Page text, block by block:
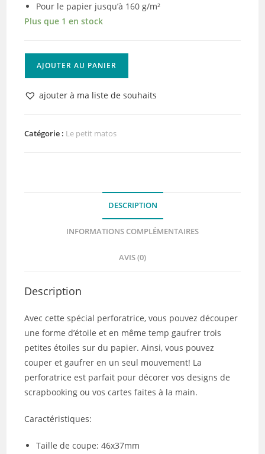
Pour le papier jusqu’à 160 g/m²
Plus que 1 en stock
Vaessen
Creative
Perforatrices
AJOUTER AU PANIER
ajouter à ma liste de souhaits
Catégorie : Le petit matos
DESCRIPTION
INFORMATIONS COMPLÉMENTAIRES
AVIS (0)
Description
Avec cette spécial perforatrice, vous pouvez découper
une forme d’étoile et en même temp gaufrer trois
petites étoiles sur du papier. Ainsi, vous pouvez
couper et gaufrer en un seul mouvement! La
perforatrice est parfait pour décorer vos designs de
scrapbooking ou vos cartes faites à la main.
Caractéristiques:
Taille de coupe: 46x37mm